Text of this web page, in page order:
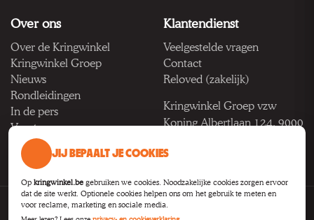
Over ons
Over de Kringwinkel
Kringwinkel Groep
Nieuws
Rondleidingen
In de pers
Vacatures
Klantendienst
Veelgestelde vragen
Contact
Reloved (zakelijk)
Kringwinkel Groep vzw
Koning Albertlaan 124, 9000
BTW BE 1033.922.208
PrivacyVoorwaardenToegankelijkheid
JIJ BEPAALT JE COOKIES
Op kringwinkel.be gebruiken we cookies. Noodzakelijke cookies zorgen ervoor
dat de site werkt. Optionele cookies helpen ons om het gebruik te meten en
voor reclame, marketing en sociale media.